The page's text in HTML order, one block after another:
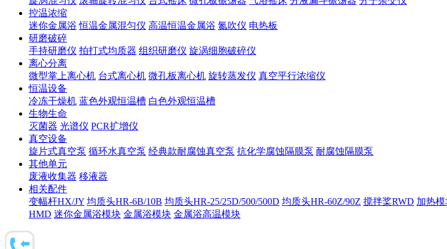
控温浓缩
迷你金属浴 恒温金属混匀仪 高温恒温金属浴 氮吹仪 电热板
研磨破碎
手持研磨仪 拍打式均质器 组织研磨仪 旋涡细胞破碎仪
离心分离
微型掌上离心机 台式离心机 微孔板离心机 旋转蒸发仪 真空平行浓缩仪
恒温设备
冷冻干燥机 蓝色外观恒温槽 白色外观恒温槽
生物生命
灭菌器 光谱仪 PCR扩增仪
真空设备
旋片式真空泵 循环水真空泵 经典款耐腐蚀真空泵 抗化学腐蚀隔膜泵 耐腐蚀隔膜泵
其他单元
废液收集器 移液器
相关配件
变幅杆HX/JY 均质头HR-6B/10B 均质头HR-25/25D/500/500D 均质头HR-60Z/90Z 搅拌桨RWD 加热模
HMD 迷你金属浴模块 金属浴模块 金属浴高温模块